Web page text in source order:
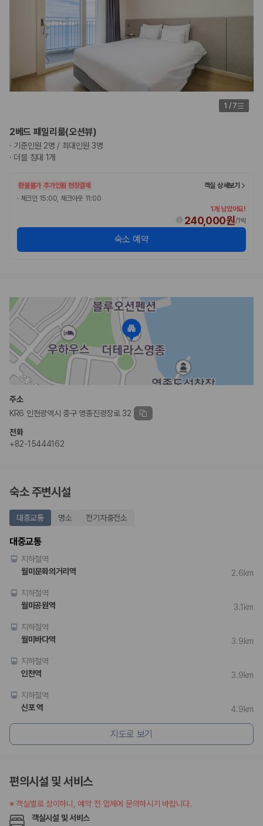
1 / 7
2베드 패밀리룸(오션뷰)
· 기준인원 2명 / 최대인원 3명
· 더블 침대 1개
환불불가 추가인원 현장결제
객실 상세보기
· 체크인 15:00, 체크아웃 11:00
1개 남았어요!
240,000원/1박
숙소 예약
주소
KR6 인천광역시 중구 영종진광장로 32
전화
+82-15444162
숙소 주변시설
대중교통 명소 전기차충전소
대중교통
지하철역
월미문화의거리역
2.6km
지하철역
월미공원역
3.1km
지하철역
월미바다역
3.9km
지하철역
인천역
3.9km
지하철역
신포 역
4.9km
지도로 보기
편의시설 및 서비스
※객실별로 상이하니, 예약 전 업체에 문의하시기 바랍니다.
객실시설 및 서비스